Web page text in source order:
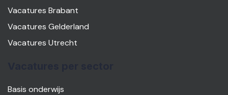
Vacatures Brabant
Vacatures Gelderland
Vacatures Utrecht
Basis onderwijs